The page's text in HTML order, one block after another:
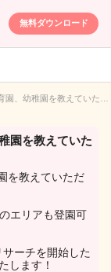
無料ダウンロード
園、幼稚園を教えていた…
園を教えていた
を教えていただ
エリアも登園可
ーチを開始した
します！